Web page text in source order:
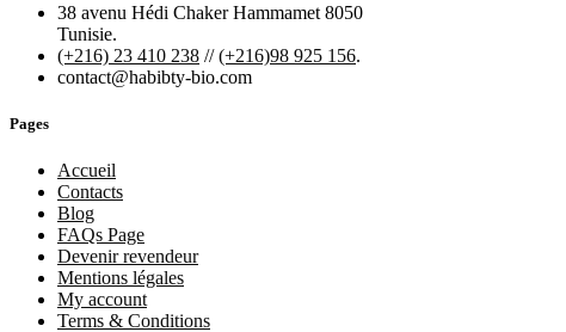
38 avenu Hédi Chaker Hammamet 8050
Tunisie.
(+216) 23 410 238 //(+216)98 925 156.
contact@habibty-bio.com
Pages
Accueil
Contacts
Blog
FAQs Page
Devenir revendeur
Mentions légales
My account
Terms & Conditions